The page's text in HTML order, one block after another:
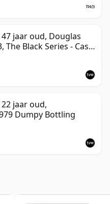
jaar oud, Douglas
The Black Series - Cask
jaar oud,
Dumpy Bottling